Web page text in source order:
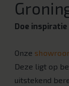
Doe inspiratie
Onze
Deze ligt op
uitstekend